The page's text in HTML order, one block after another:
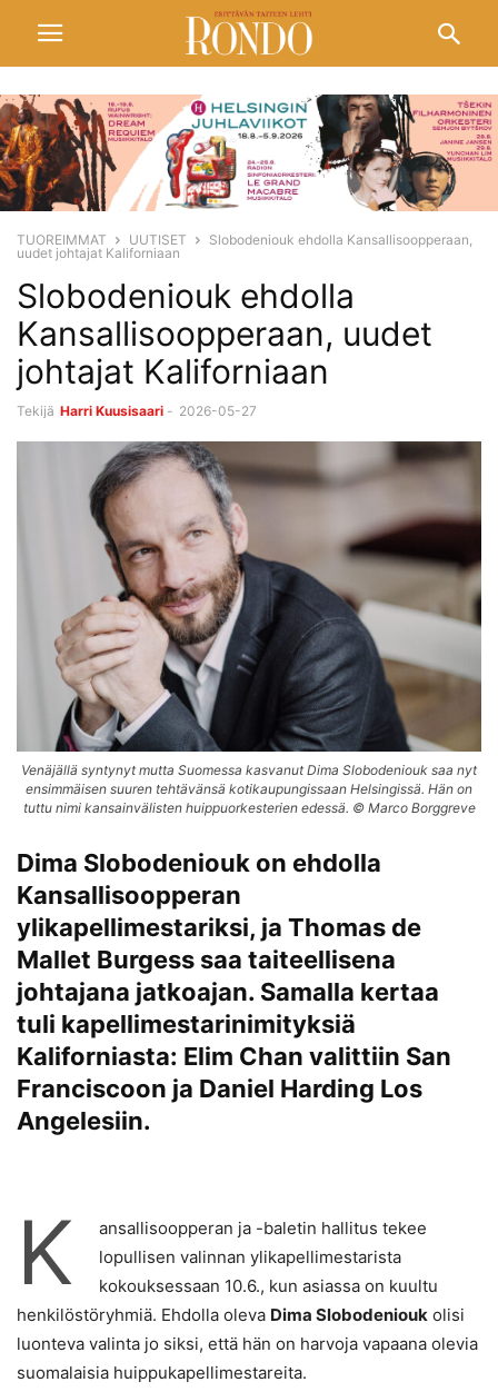
TUOREIMMAT UUTISET
Slobodeniouk ehdolla Kansallisoopperaan,
uudet johtajat Kaliforniaan
Slobodeniouk ehdolla
Kansallisoopperaan, uudet
johtajat Kaliforniaan
Tekijä Harri Kuusisaari - 2026-05-27
Venäjällä syntynyt mutta Suomessa kasvanut Dima Slobodeniouk saa nyt
ensimmäisen suuren tehtävänsä kotikaupungissaan Helsingissä. Hän on
tuttu nimi kansainvälisten huippuorkesterien edessä. © Marco Borggreve
Dima Slobodeniouk on ehdolla
Kansallisoopperan
ylikapellimestariksi, ja Thomas de
Mallet Burgess saa taiteellisena
johtajana jatkoajan. Samalla kertaa
tuli kapellimestarinimityksiä
Kaliforniasta: Elim Chan valittiin San
Franciscoon ja Daniel Harding Los
Angelesiin.
K
ansallisoopperan ja -baletin hallitus tekee
lopullisen valinnan ylikapellimestarista
kokouksessaan 10.6., kun asiassa on kuultu
henkilöstöryhmiä. Ehdolla oleva Dima Slobodeniouk olisi
luonteva valinta jo siksi, että hän on harvoja vapaana olevia
suomalaisia huippukapellimestareita.